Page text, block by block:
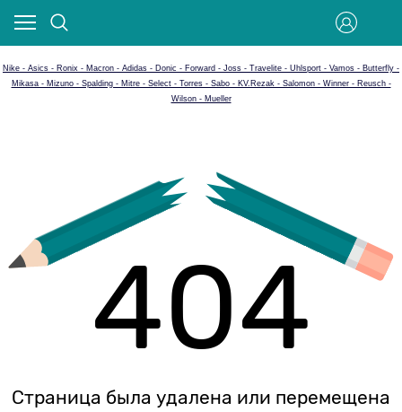
Nike - Asics - Ronix - Macron - Adidas - Donic - Forward - Joss - Travelite - Uhlsport - Vamos - Butterfly -
Mikasa - Mizuno - Spalding - Mitre - Select - Torres - Sabo - KV.Rezak - Salomon - Winner - Reusch -
Wilson - Mueller
404
Страница была удалена или перемещена